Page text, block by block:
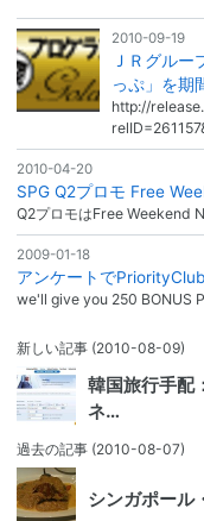
2010-09-19
ＪＲグル
っぷ」を期
http://
2010-04-20
SPG Q2プロモ Free
Q2プロモはFree Weekend
2009-01-18
アンケートで
we'll give you 250 BONUS
新しい記事 (2010-08-09)
韓国旅行手配
ネ…
過去の記事 (2010-08-07)
シンガポール